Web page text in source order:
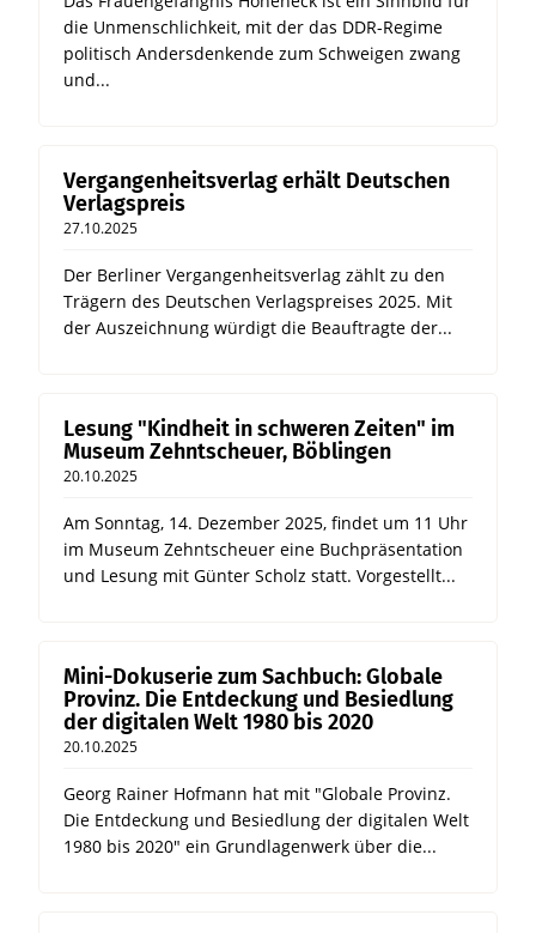
die Unmenschlichkeit, mit der das DDR-Regime
politisch Andersdenkende zum Schweigen zwang
und...
Vergangenheitsverlag erhält Deutschen
Verlagspreis
27.10.2025
Der Berliner Vergangenheitsverlag zählt zu den
Trägern des Deutschen Verlagspreises 2025. Mit
der Auszeichnung würdigt die Beauftragte der...
Lesung "Kindheit in schweren Zeiten" im
Museum Zehntscheuer, Böblingen
20.10.2025
Am Sonntag, 14. Dezember 2025, findet um 11 Uhr
im Museum Zehntscheuer eine Buchpräsentation
und Lesung mit Günter Scholz statt. Vorgestellt...
Mini-Dokuserie zum Sachbuch: Globale
Provinz. Die Entdeckung und Besiedlung
der digitalen Welt 1980 bis 2020
20.10.2025
Georg Rainer Hofmann hat mit "Globale Provinz.
Die Entdeckung und Besiedlung der digitalen Welt
1980 bis 2020" ein Grundlagenwerk über die...